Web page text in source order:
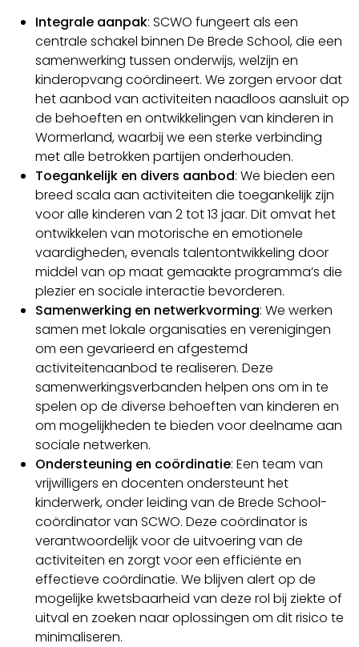
Integrale aanpak: SCWO fungeert als een
centrale schakel binnen De Brede School, die een
samenwerking tussen onderwijs, welzijn en
kinderopvang coördineert. We zorgen ervoor dat
het aanbod van activiteiten naadloos aansluit op
de behoeften en ontwikkelingen van kinderen in
Wormerland, waarbij we een sterke verbinding
met alle betrokken partijen onderhouden.
Toegankelijk en divers aanbod: We bieden een
breed scala aan activiteiten die toegankelijk zijn
voor alle kinderen van 2 tot 13 jaar. Dit omvat het
ontwikkelen van motorische en emotionele
vaardigheden, evenals talentontwikkeling door
middel van op maat gemaakte programma’s die
plezier en sociale interactie bevorderen.
Samenwerking en netwerkvorming: We werken
samen met lokale organisaties en verenigingen
om een gevarieerd en afgestemd
activiteitenaanbod te realiseren. Deze
samenwerkingsverbanden helpen ons om in te
spelen op de diverse behoeften van kinderen en
om mogelijkheden te bieden voor deelname aan
sociale netwerken.
Ondersteuning en coördinatie: Een team van
vrijwilligers en docenten ondersteunt het
kinderwerk, onder leiding van de Brede School-
coördinator van SCWO. Deze coördinator is
verantwoordelijk voor de uitvoering van de
activiteiten en zorgt voor een efficiënte en
effectieve coördinatie. We blijven alert op de
mogelijke kwetsbaarheid van deze rol bij ziekte of
uitval en zoeken naar oplossingen om dit risico te
minimaliseren.